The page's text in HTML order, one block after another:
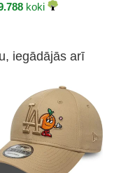
koki
iegādājās arī